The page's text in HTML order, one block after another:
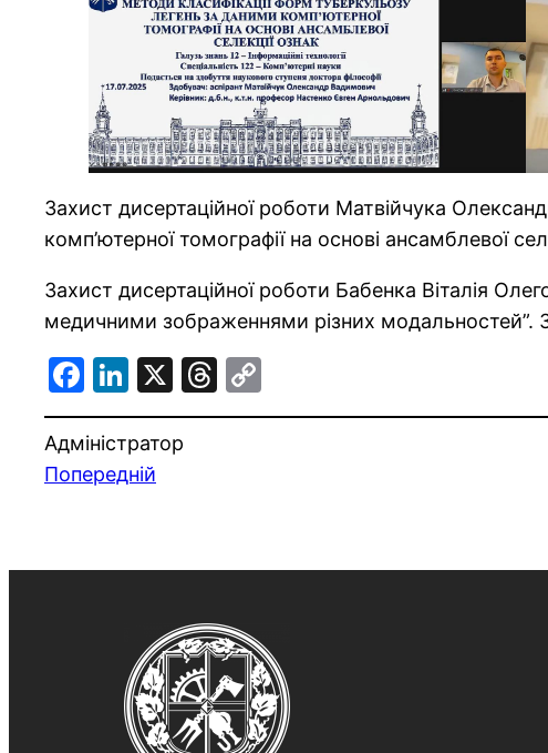
Захист дисертаційної роботи Матвійчука
комп’ютерної томографії на основі ансамблевої
Захист дисертаційної роботи Бабенка Віталія
медичними зображеннями різних модальностей”.
Facebook
LinkedIn
X Threads
Link
Адміністратор
Попередній